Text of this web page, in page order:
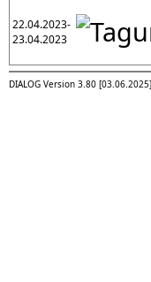
22.04.2023-
23.04.2023
DIALOG Version 3.80